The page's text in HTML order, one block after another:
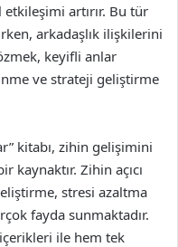
artırır. Bu tür
arkadaşlık ilişkilerini
keyifli anlar
ve strateji geliştirme
kitabı, zihin gelişimini
kaynaktır. Zihin açıcı
stresi azaltma
fayda sunmaktadır.
ile hem tek